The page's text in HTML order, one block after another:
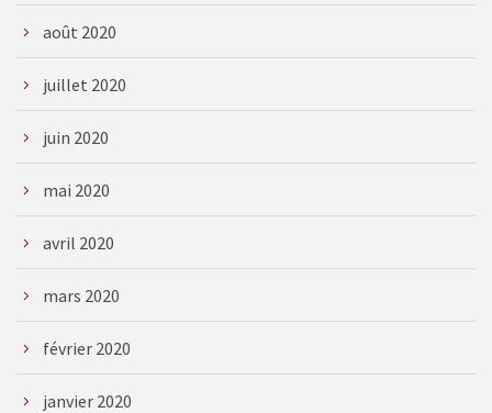
août 2020
juillet 2020
juin 2020
mai 2020
avril 2020
mars 2020
février 2020
janvier 2020